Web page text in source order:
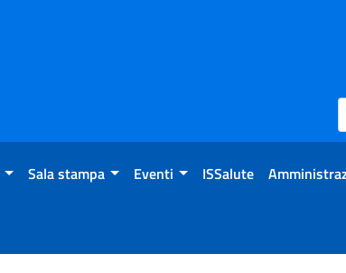
Sala stampa Eventi ISSalute